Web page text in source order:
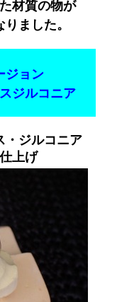
材質の物が
ました。
ジョン
ジルコニア
・ジルコニア
上げ